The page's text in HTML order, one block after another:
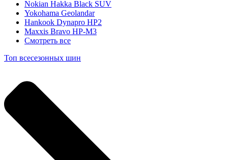
Nokian Hakka Black SUV
Yokohama Geolandar
Hankook Dynapro HP2
Maxxis Bravo HP-M3
Смотреть все
Топ всесезонных шин